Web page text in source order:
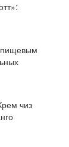
пищевым
чиз